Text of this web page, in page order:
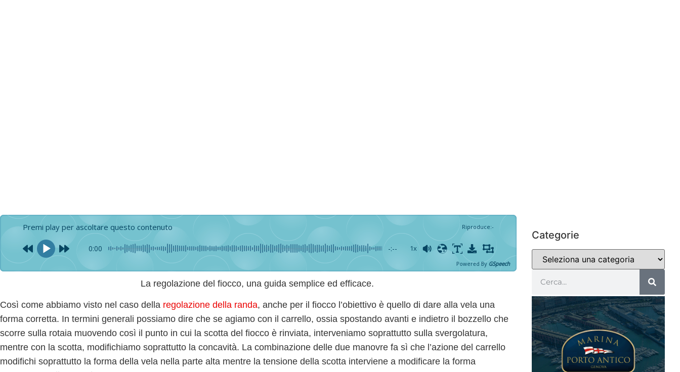
Premi play per ascoltare questo contenuto Riproduce:-
0:00 -:-- 1x
Powered By GSpeech
La regolazione del fiocco, una guida semplice ed efficace.
Così come abbiamo visto nel caso della regolazione della randa, anche per il fiocco l’obiettivo è quello di dare alla vela una
forma corretta. In termini generali possiamo dire che se agiamo con il carrello, ossia spostando avanti e indietro il bozzello che
scorre sulla rotaia muovendo così il punto in cui la scotta del fiocco è rinviata, interveniamo soprattutto sulla svergolatura,
mentre con la scotta, modifichiamo soprattutto la concavità. La combinazione delle due manovre fa sì che l’azione del carrello
modifichi soprattutto la forma della vela nella parte alta mentre la tensione della scotta interviene a modificare la forma
Categorie